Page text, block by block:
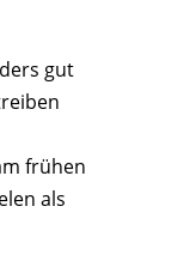
gut
frühen
als